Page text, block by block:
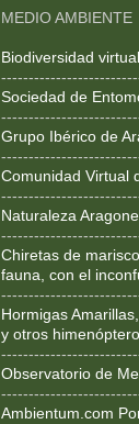
MEDIO AMBIENTE
Biodiversidad
Sociedad de
Grupo Ibérico de
Comunidad Virtual
Naturaleza
Chiretas de
fauna, con el
Hormigas
y otros
Observatorio de
Ambientum.com